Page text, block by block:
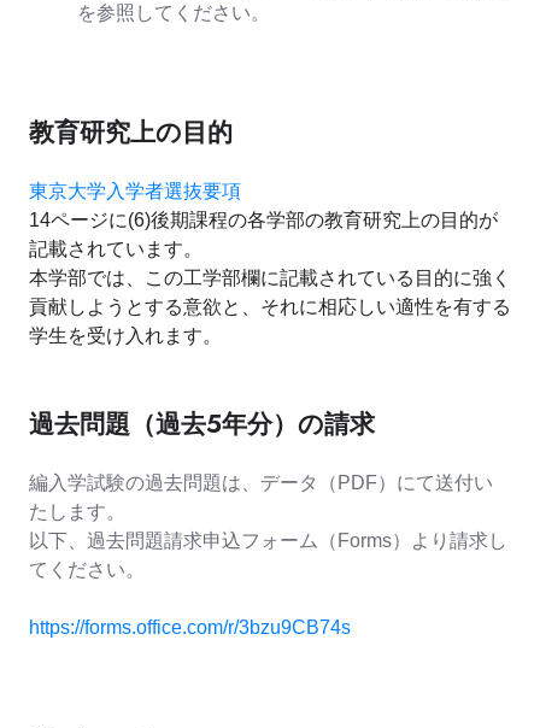
を参照してください。
教育研究上の目的
東京大学入学者選抜要項
14ページに(6)後期課程の各学部の教育研究上の目的が
記載されています。
本学部では、この工学部欄に記載されている目的に強く
貢献しようとする意欲と、それに相応しい適性を有する
学生を受け入れます。
過去問題（過去５年分）の請求
編入学試験の過去問題は、データ（PDF）にて送付い
たします。
以下、過去問題請求申込フォーム（Forms）より請求し
てください。
https://forms.office.com/r/3bzu9CB74s